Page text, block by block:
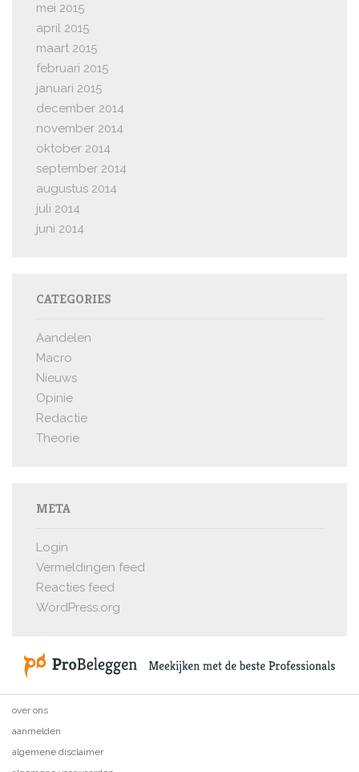
mei 2015
april 2015
maart 2015
februari 2015
januari 2015
december 2014
november 2014
oktober 2014
september 2014
augustus 2014
juli 2014
juni 2014
CATEGORIES
Aandelen
Macro
Nieuws
Opinie
Redactie
Theorie
META
Login
Vermeldingen feed
Reacties feed
WordPress.org
over ons
aanmelden
algemene disclaimer